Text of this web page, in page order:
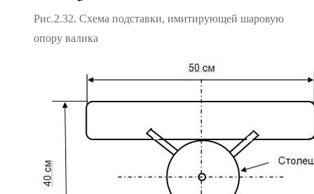
Рис.2.32. Схема подставки, имитирующей шаровую
опору валика